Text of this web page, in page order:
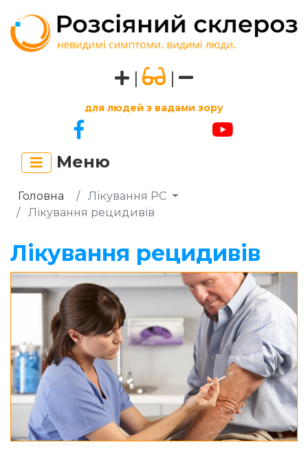
| |
для людей з вадами зору
Меню
Головна
Лікування РС
Лікування рецидивів
Лікування рецидивів